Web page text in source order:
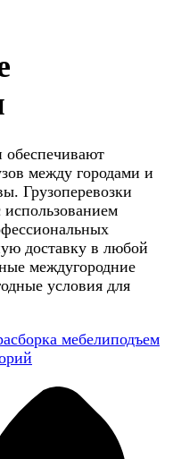
обеспечивают
между городами и
Грузоперевозки
доставку в любой
междугородние
условия для
сборка мебелиподъем